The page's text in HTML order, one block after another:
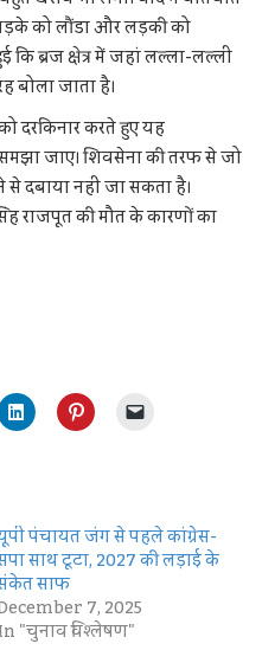
को लौंडा और लड़की को
कि ब्रज क्षेत्र में जहां लल्ला-लल्ली
बोला जाता है।
दरकिनार करते हुए यह
जाए। शिवसेना की तरफ से जो
दबाया नहीं जा सकता है।
राजपूत की मौत के कारणों का
पंचायत जंग से पहले कांग्रेस-
साथ टूटा, 2027 की लड़ाई के
साफ
7, 2025
"चुनाव विश्लेषण"